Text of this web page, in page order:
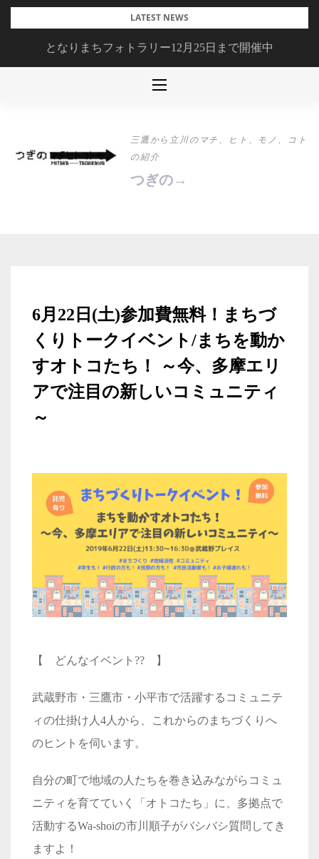
Skip
LATEST NEWS
となりまちフォトラリー12月25日まで開催中
三鷹から立川のマチ、ヒト、モノ、コト
の紹介
つぎの→
6月22日(土)参加費無料！まちづ
くりトークイベント/まちを動か
すオトコたち！ ～今、多摩エリ
アで注目の新しいコミュニティ
～
【 どんなイベント?? 】
武蔵野市・三鷹市・小平市で活躍するコミュニテ
ィの仕掛け人4人から、これからのまちづくりへ
のヒントを伺います。
自分の町で地域の人たちを巻き込みながらコミュ
ニティを育てていく「オトコたち」に、多拠点で
活動するWa-shoiの市川順子がバシバシ質問してき
ますよ！